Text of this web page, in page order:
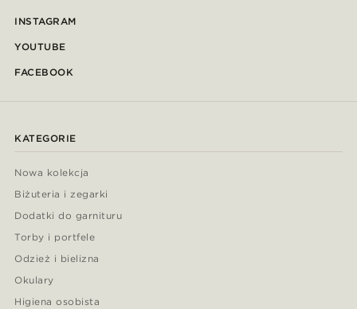
INSTAGRAM
YOUTUBE
FACEBOOK
KATEGORIE
Nowa kolekcja
Biżuteria i zegarki
Dodatki do garnituru
Torby i portfele
Odzież i bielizna
Okulary
Higiena osobista